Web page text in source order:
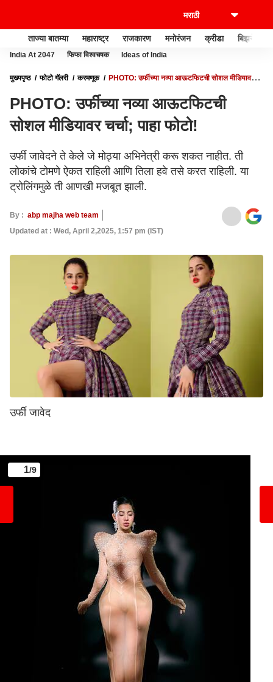
ताज्या बातम्या महाराष्ट्र राजकारण मनोरंजन क्रीडा बिझनेस
India At 2047 फिफा विश्वचषक Ideas of India
मुख्यपृष्ठ फोटो गॅलरी करमणूक
PHOTO: उर्फीच्या नव्या आऊटफिटची सोशल मीडियावर
PHOTO: उर्फीच्या नव्या आऊटफिटची
सोशल मीडियावर चर्चा; पाहा फोटो!
उर्फी जावेदने ते केले जे मोठ्या अभिनेत्री करू शकत नाहीत. ती
लोकांचे टोमणे ऐकत राहिली आणि तिला हवे तसे करत राहिली. या
ट्रोलिंगमुळे ती आणखी मजबूत झाली.
By : abp majha web team
Updated at : Wed, April 2,2025, 1:57 pm (IST)
उर्फी जावेद
1/9